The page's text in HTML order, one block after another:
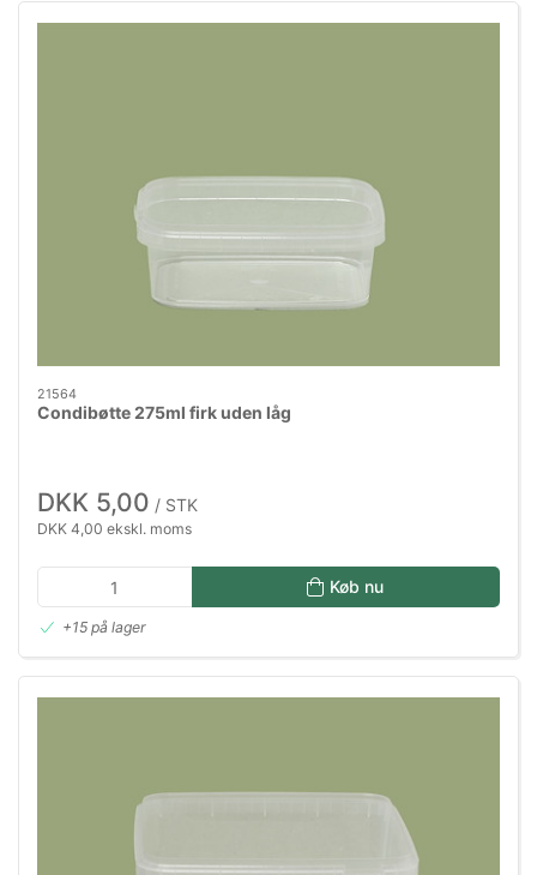
21564
Condibøtte 275ml firk uden låg
DKK 5,00 / STK
DKK 4,00 ekskl. moms
Køb nu
+15 på lager